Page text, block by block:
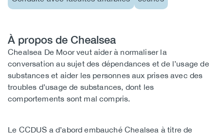
À propos de Chealsea
Biography
Chealsea De Moor veut aider à normaliser la
conversation au sujet des dépendances et de l’usage de
substances et aider les personnes aux prises avec des
troubles d’usage de substances, dont les
comportements sont mal compris.
Le CCDUS a d’abord embauché Chealsea à titre de